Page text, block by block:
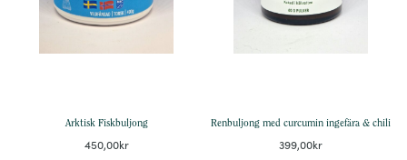
Arktisk Fiskbuljong
450,00kr
Renbuljong med curcumin ingefära & chili
399,00kr